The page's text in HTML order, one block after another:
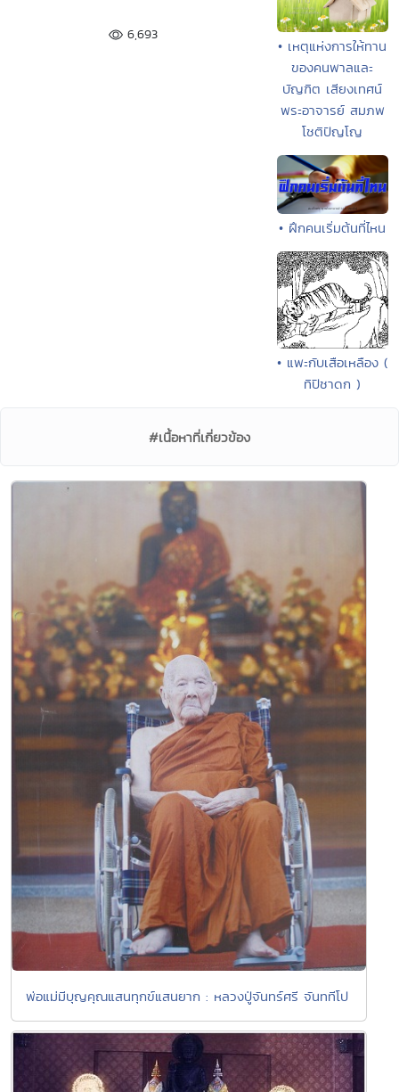
6,693
• เหตุแห่งการให้ทาน
ของคนพาลและ
บัญฑิต เสียงเทศน์
พระอาจารย์ สมภพ
โชติปัญโญ
• ฝึกคนเริ่มต้นที่ไหน
• แพะกับเสือเหลือง (
ทิปิชาดก )
#เนื้อหาที่เกี่ยวข้อง
พ่อแม่มีบุญคุณแสนทุกข์แสนยาก : หลวงปู่จันทร์ศรี จันททีโป